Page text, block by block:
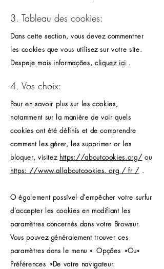
3. Tableau des cookies:
Dans cette section, vous devez commentner
les cookies que vous utilisez sur votre site.
Despeje mais informações, cliquez ici .
4. Vos choix:
Pour en savoir plus sur les cookies,
notamment sur la manière de voir quels
cookies ont été définis et de comprendre
comment les gérer, les supprimer or les
bloquer, visitez https://aboutcookies.org/ou
https: //www.allaboutcookies. org / fr / .
O également possível d'empêcher votre surfur
d'accepter les cookies en modifiant les
paramètres concernés dans votre Browsur.
Vous pouvez généralement trouver ces
paramètres dans le menu « Opções »Ou«
Préférences »De votre navigateur.